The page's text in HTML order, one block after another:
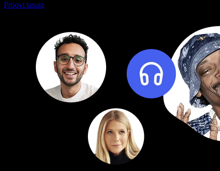
Proovi tasuta